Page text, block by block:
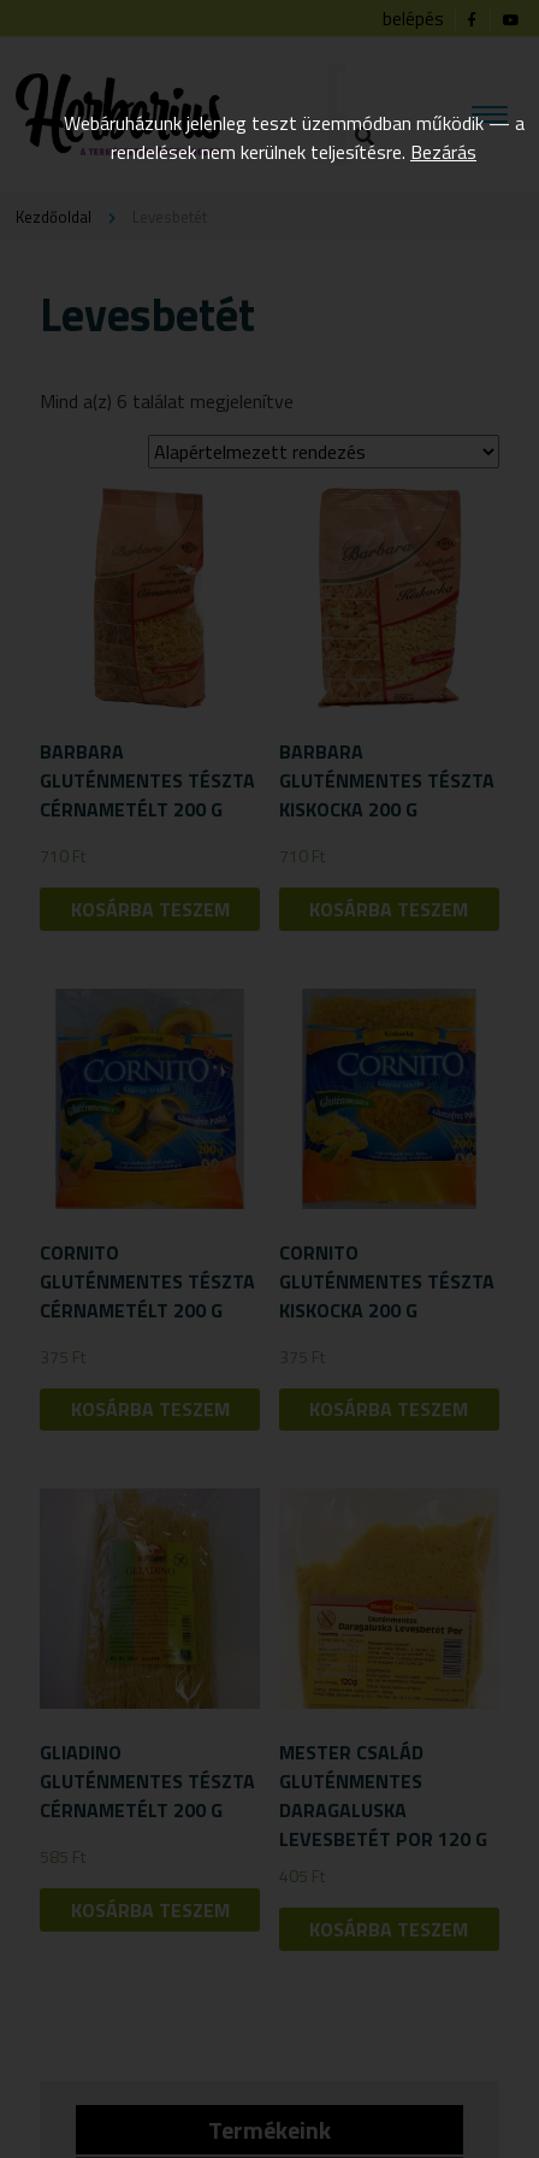
belépés
Kezdőoldal
Levesbetét
Mind a(z) 6 találat megjelenítve
BARBARA
GLUTÉNMENTES TÉSZTA
CÉRNAMETÉLT 200 G
710Ft
KOSÁRBA TESZEM
BARBARA
GLUTÉNMENTES TÉSZTA
KISKOCKA 200 G
710Ft
KOSÁRBA TESZEM
CORNITO
GLUTÉNMENTES TÉSZTA
CÉRNAMETÉLT 200 G
375 Ft
KOSÁRBA TESZEM
CORNITO
GLUTÉNMENTES TÉSZTA
KISKOCKA 200 G
375 Ft
KOSÁRBA TESZEM
GLIADINO
GLUTÉNMENTES TÉSZTA
CÉRNAMETÉLT 200 G
585 Ft
KOSÁRBA TESZEM
MESTER CSALÁD
GLUTÉNMENTES
DARAGALUSKA
LEVESBETÉT POR 120 G
405 Ft
KOSÁRBA TESZEM
Termékeink
Webáruházunk jelenleg teszt üzemmódban működik — a
rendelések nem kerülnek teljesítésre. Bezárás